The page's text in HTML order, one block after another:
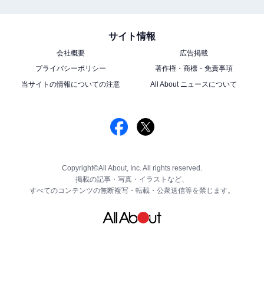
サイト情報
会社概要
広告掲載
プライバシーポリシー
著作権・商標・免責事項
当サイトの情報についての注意
All About ニュースについて
Copyright©All About, Inc. All rights reserved.
掲載の記事・写真・イラストなど、
すべてのコンテンツの無断複写・転載・公衆送信等を禁じます。